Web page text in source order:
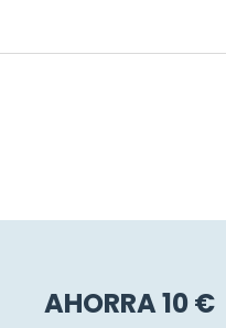
AHORRA 10 €